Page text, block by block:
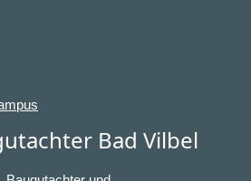
Bad Vilbel